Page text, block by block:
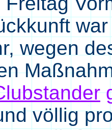
wegen
völlig